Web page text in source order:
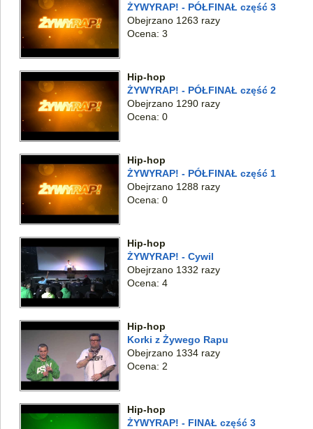
ŻYWYRAP! - PÓŁFINAŁ część 3
Obejrzano 1263 razy
Ocena: 3
Hip-hop
ŻYWYRAP! - PÓŁFINAŁ część 2
Obejrzano 1290 razy
Ocena: 0
Hip-hop
ŻYWYRAP! - PÓŁFINAŁ część 1
Obejrzano 1288 razy
Ocena: 0
Hip-hop
ŻYWYRAP! - Cywil
Obejrzano 1332 razy
Ocena: 4
Hip-hop
Korki z Żywego Rapu
Obejrzano 1334 razy
Ocena: 2
Hip-hop
ŻYWYRAP! - FINAŁ część 3